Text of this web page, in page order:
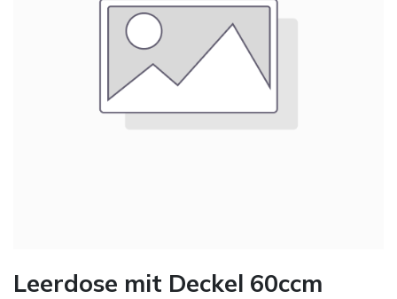
Leerdose mit Deckel 60ccm